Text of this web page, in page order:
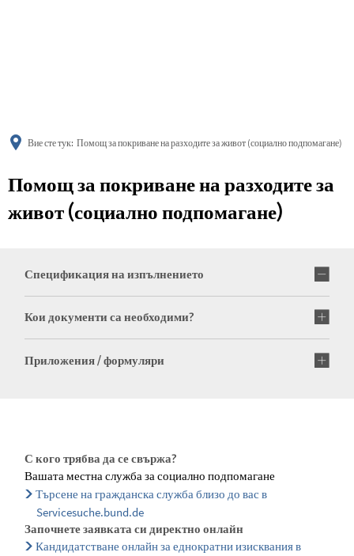
Вие сте тук: Помощ за покриване на разходите за живот (социално подпомагане)
Помощ за покриване на разходите за
живот (социално подпомагане)
Спецификация на изпълнението
Кои документи са необходими?
Приложения / формуляри
Започнете заявката си директно онлайн
Кандидатстване онлайн за еднократни изисквания в
С кого трябва да се свържа?
Вашата местна служба за социално подпомагане
Търсене на гражданска служба близо до вас в
Servicesuche.bund.de